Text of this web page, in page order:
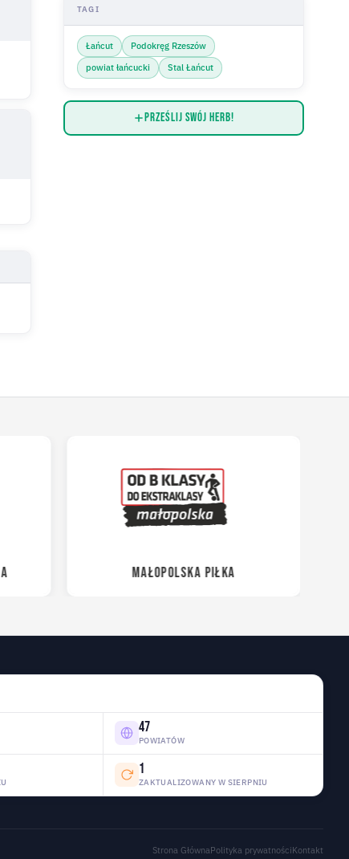
TAGI
Łańcut
Podokręg Rzeszów
powiat łańcucki
Stal Łańcut
Prześlij swój herb!
MAŁOPOLSKA PIŁKA
47
POWIATÓW
1
ZAKTUALIZOWANY W SIERPNIU
Strona GłównaPolityka prywatnościKontakt